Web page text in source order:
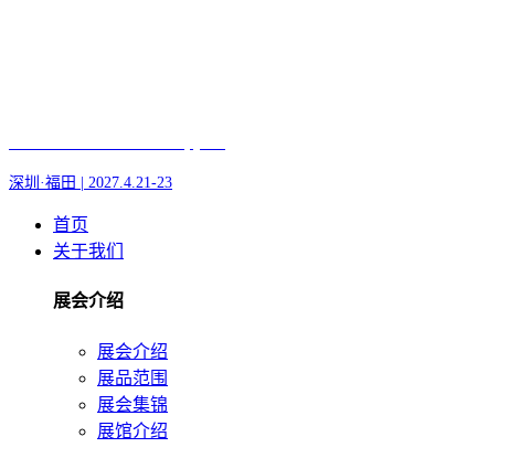
深圳·福田 | 2027.4.21-23
首页
关于我们
展会介绍
展会介绍
展品范围
展会集锦
展馆介绍